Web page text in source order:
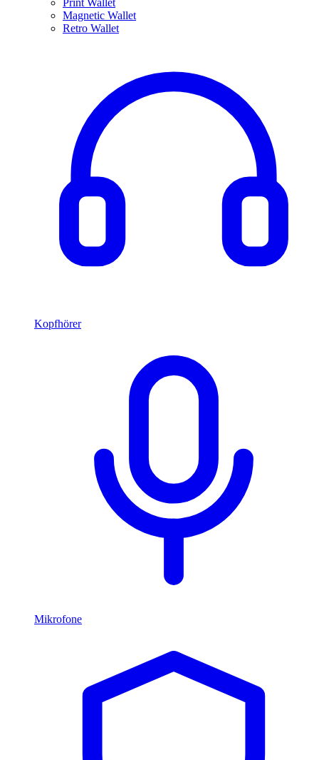
Print Wallet
Magnetic Wallet
Retro Wallet
Kopfhörer
Mikrofone